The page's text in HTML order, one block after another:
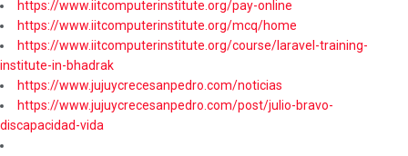
https://www.iitcomputerinstitute.org/pay-online
https://www.iitcomputerinstitute.org/mcq/home
https://www.iitcomputerinstitute.org/course/laravel-training-
institute-in-bhadrak
https://www.jujuycrecesanpedro.com/noticias
https://www.jujuycrecesanpedro.com/post/julio-bravo-
discapacidad-vida